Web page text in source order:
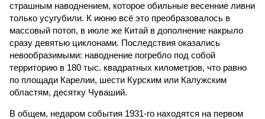
страшным наводнением, которое обильные весенние ливни
только усугубили. К июню всё это преобразовалось в
массовый потоп, в июле же Китай в дополнение накрыло
сразу девятью циклонами. Последствия оказались
невообразимыми: наводнение погребло под собой
территорию в 180 тыс. квадратных километров, что равно
по площади Карелии, шести Курским или Калужским
областям, десятку Чуваший.
В общем, недаром события 1931-го находятся на первом